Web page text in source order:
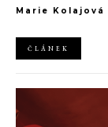
luxusním zůstává
Marie Kolajová
ČLÁNEK